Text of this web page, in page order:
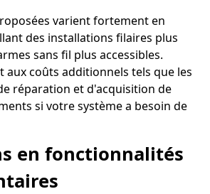
varient fortement en
des installations filaires plus
sans fil plus accessibles.
aux coûts additionnels tels que les
réparation et d'acquisition de
si votre système a besoin de
en fonctionnalités